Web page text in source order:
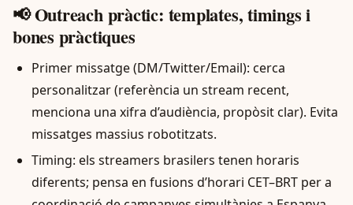
📢 Outreach pràctic: templates, timings i
bones pràctiques
Primer missatge (DM/Twitter/Email): cerca
personalitzar (referència un stream recent,
menciona una xifra d’audiència, propòsit clar). Evita
missatges massius robotitzats.
Timing: els streamers brasilers tenen horaris
diferents; pensa en fusions d’horari CET–BRT per a